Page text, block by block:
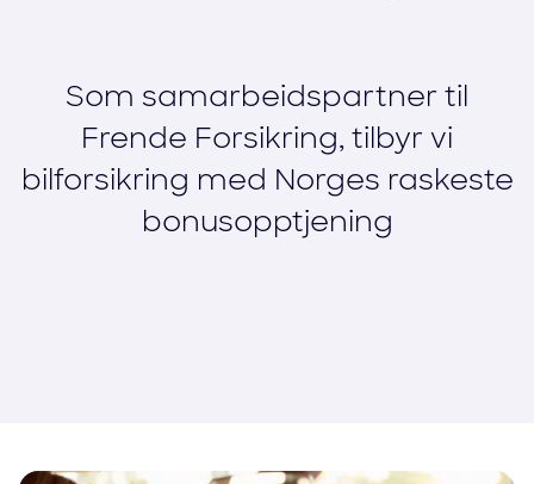
Som samarbeidspartner til
Frende Forsikring, tilbyr vi
bilforsikring med Norges raskeste
bonusopptjening